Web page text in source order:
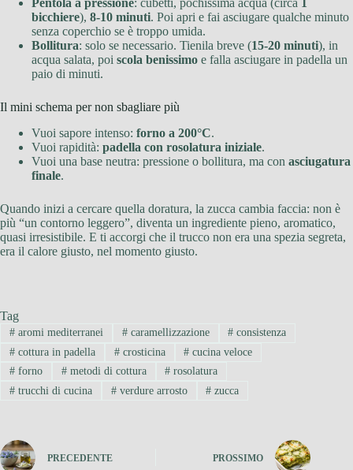
Pentola a pressione: cubetti, pochissima acqua (circa 1
bicchiere), 8-10 minuti. Poi apri e fai asciugare qualche minuto
senza coperchio se è troppo umida.
Bollitura: solo se necessario. Tienila breve (15-20 minuti), in
acqua salata, poi scola benissimo e falla asciugare in padella un
paio di minuti.
Il mini schema per non sbagliare più
Vuoi sapore intenso: forno a 200°C.
Vuoi rapidità: padella con rosolatura iniziale.
Vuoi una base neutra: pressione o bollitura, ma con asciugatura
finale.
Quando inizi a cercare quella doratura, la zucca cambia faccia: non è
più “un contorno leggero”, diventa un ingrediente pieno, aromatico,
quasi irresistibile. E ti accorgi che il trucco non era una spezia segreta,
era il calore giusto, nel momento giusto.
Tag
#aromi mediterranei #caramellizzazione # consistenza
#cottura in padella #crosticina # cucina veloce
#forno #metodi di cottura # rosolatura
#trucchi di cucina #verdure arrosto # zucca
PRECEDENTE PROSSIMO